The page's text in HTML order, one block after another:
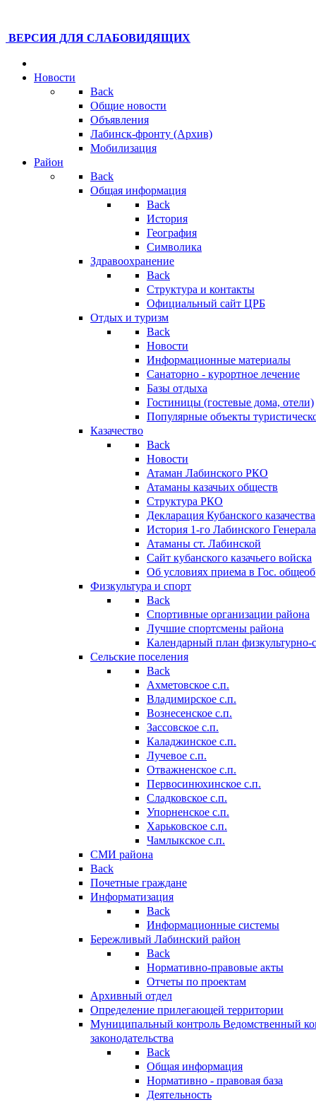
ВЕРСИЯ ДЛЯ СЛАБОВИДЯЩИХ
Новости
Back
Общие новости
Объявления
Лабинск-фронту (Архив)
Мобилизация
Район
Back
Общая информация
Back
История
География
Символика
Здравоохранение
Back
Структура и контакты
Официальный сайт ЦРБ
Отдых и туризм
Back
Новости
Информационные материалы
Санаторно - курортное лечение
Базы отдыха
Гостиницы (гостевые дома, отели)
Популярные объекты
Казачество
Back
Новости
Атаман Лабинского РКО
Атаманы казачьих обществ
Структура РКО
Декларация Кубанского казачества
История 1-го Лабинского
Атаманы ст. Лабинской
Cайт кубанского казачьего войска
Об условиях приема в Гос.
Физкультура и спорт
Back
Спортивные организации района
Лучшие спортсмены района
Календарный план
Сельские поселения
Back
Ахметовское с.п.
Владимирское с.п.
Вознесенское с.п.
Зассовское с.п.
Каладжинское с.п.
Лучевое с.п.
Отважненское с.п.
Первосинюхинское с.п.
Сладковское с.п.
Упорненское с.п.
Харьковское с.п.
Чамлыкское с.п.
СМИ района
Back
Почетные граждане
Информатизация
Back
Информационные системы
Бережливый Лабинский район
Back
Нормативно-правовые акты
Отчеты по проектам
Архивный отдел
Определение прилегающей территории
Муниципальный контроль Ведомственный
законодательства
Back
Общая информация
Нормативно - правовая база
Деятельность